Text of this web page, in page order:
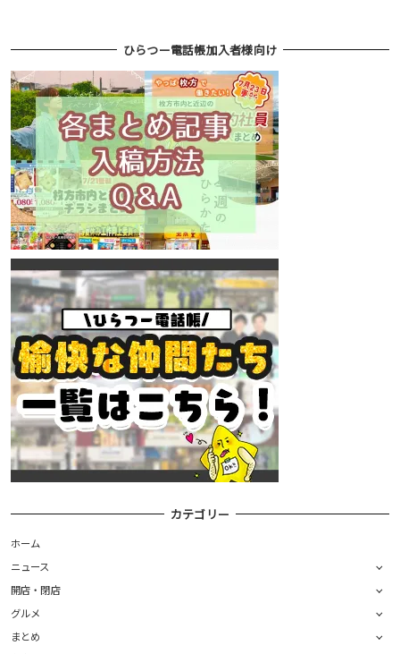
ひらつー電話帳加入者様向け
カテゴリー
ホーム
ニュース
開店・閉店
グルメ
まとめ